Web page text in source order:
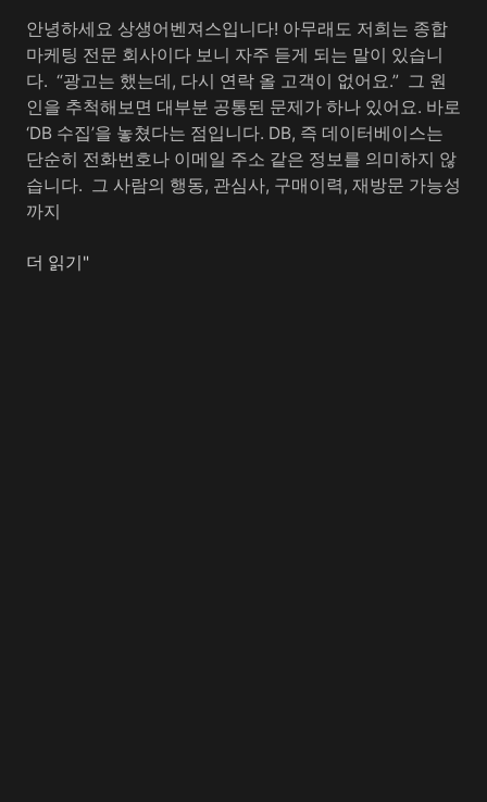
안녕하세요 상생어벤져스입니다! 아무래도 저희는 종합
마케팅 전문 회사이다 보니 자주 듣게 되는 말이 있습니
다. ​ “광고는 했는데, 다시 연락 올 고객이 없어요.” ​ 그 원
인을 추척해보면 대부분 공통된 문제가 하나 있어요. 바로
‘DB 수집’을 놓쳤다는 점입니다. DB, 즉 데이터베이스는
단순히 전화번호나 이메일 주소 같은 정보를 의미하지 않
습니다. ​ 그 사람의 행동, 관심사, 구매이력, 재방문 가능성
까지
집’이
중
요
한
이
유
는
뭘
요?
더 읽기"